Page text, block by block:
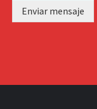
Enviar mensaje